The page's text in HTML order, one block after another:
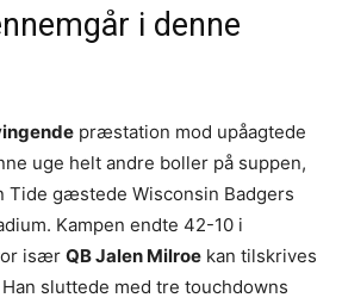
i denne
præstation mod upåagtede
uge helt andre boller på suppen,
Tide gæstede Wisconsin Badgers
Kampen endte 42-10 i
især QB Jalen Milroe kan tilskrives
sluttede med tre touchdowns